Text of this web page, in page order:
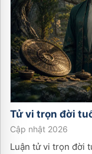
Tử vi trọn đời
Cập nhật 2026
Luận tử vi trọn đời